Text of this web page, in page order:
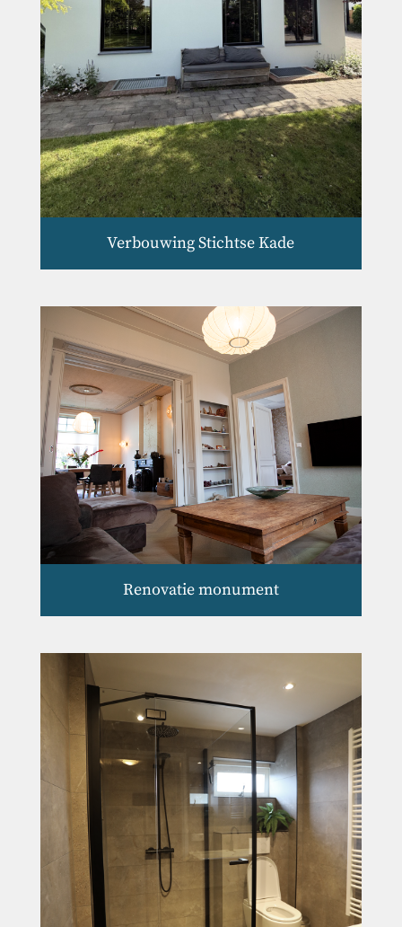
Verbouwing Stichtse Kade
Renovatie monument